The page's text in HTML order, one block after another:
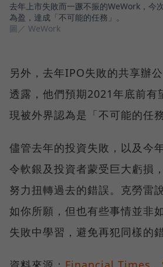
去年上市失敗而一蹶不振的WeWork，今
為盈，達成「不可能的任務」。
圖／ WeWork
另外，去年IPO失敗的共享辦
透露，他們預期2021年底前有
現被外界認為是「不可能的任務
儘管去年的投資失敗，以及今
令軟銀及投資者蒙受巨大虧損
努力扭轉過去的錯誤。克勞雷
如你所願，但也有些事情並非
失敗中學習，避免再犯同樣的錯